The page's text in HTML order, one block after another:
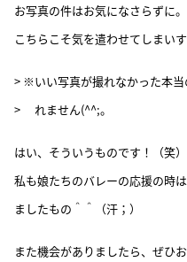
お写真の件はお気になさらずに。
こちらこそ気を遣わせてしまい
> ※いい写真が撮れなかった本
> れません(^^;。
はい、そういうものです！（笑）
私も娘たちのバレーの応援の時
ましたもの＾＾（汗；）
また機会がありましたら、ぜひ